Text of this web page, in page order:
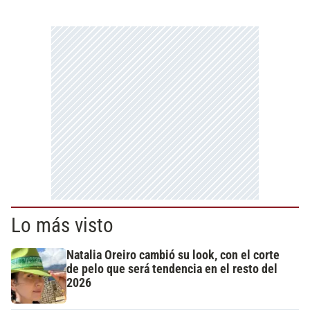
Lo más visto
Natalia Oreiro cambió su look, con el corte
de pelo que será tendencia en el resto del
2026